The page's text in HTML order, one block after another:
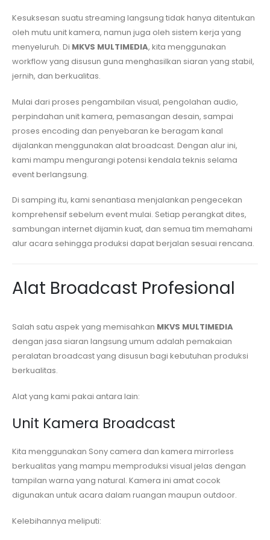
Kesuksesan suatu streaming langsung tidak hanya ditentukan
oleh mutu unit kamera, namun juga oleh sistem kerja yang
menyeluruh. Di MKVS MULTIMEDIA, kita menggunakan
workflow yang disusun guna menghasilkan siaran yang stabil,
jernih, dan berkualitas.
Mulai dari proses pengambilan visual, pengolahan audio,
perpindahan unit kamera, pemasangan desain, sampai
proses encoding dan penyebaran ke beragam kanal
dijalankan menggunakan alat broadcast. Dengan alur ini,
kami mampu mengurangi potensi kendala teknis selama
event berlangsung.
Di samping itu, kami senantiasa menjalankan pengecekan
komprehensif sebelum event mulai. Setiap perangkat dites,
sambungan internet dijamin kuat, dan semua tim memahami
alur acara sehingga produksi dapat berjalan sesuai rencana.
Alat Broadcast Profesional
Salah satu aspek yang memisahkan MKVS MULTIMEDIA
dengan jasa siaran langsung umum adalah pemakaian
peralatan broadcast yang disusun bagi kebutuhan produksi
berkualitas.
Alat yang kami pakai antara lain:
Unit Kamera Broadcast
Kita menggunakan Sony camera dan kamera mirrorless
berkualitas yang mampu memproduksi visual jelas dengan
tampilan warna yang natural. Kamera ini amat cocok
digunakan untuk acara dalam ruangan maupun outdoor.
Kelebihannya meliputi: